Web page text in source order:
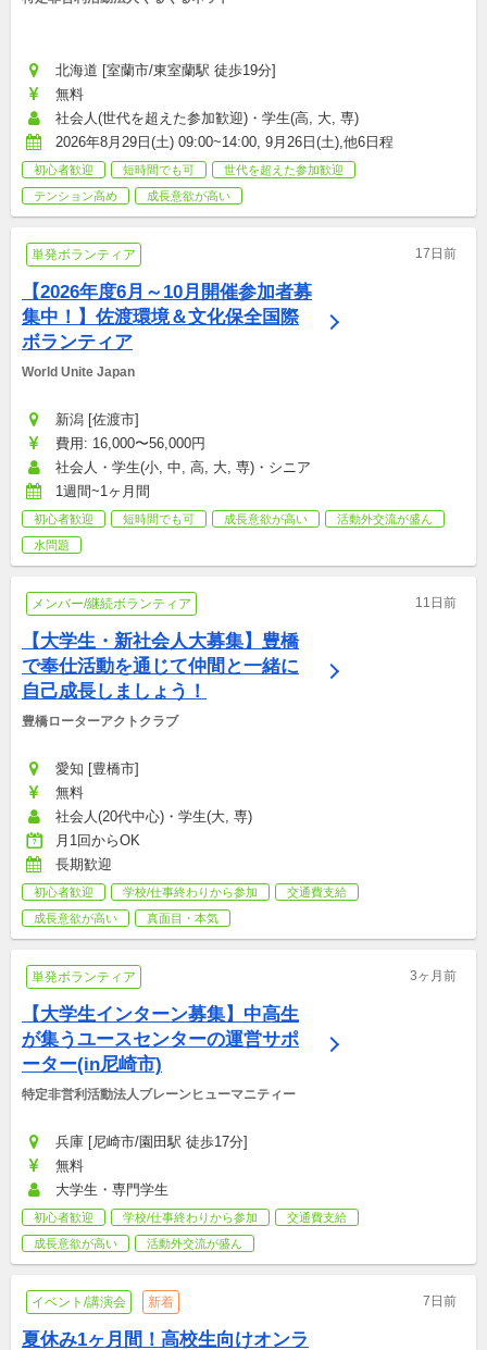
北海道 [室蘭市/東室蘭駅 徒歩19分]
無料
社会人(世代を超えた参加歓迎)・学生(高, 大, 専)
2026年8月29日(土) 09:00~14:00, 9月26日(土),他6日程
初心者歓迎 短時間でも可
世代を超えた参加歓迎
テンション高め
成長意欲が高い
単発ボランティア 17日前
【2026年度6月～10月開催参加者募
集中！】佐渡環境＆文化保全国際
ボランティア
World Unite Japan
新潟 [佐渡市]
費用: 16,000〜56,000円
社会人・学生(小, 中, 高, 大, 専)・シニア
1週間~1ヶ月間
初心者歓迎 短時間でも可 成長意欲が高い
活動外交流が盛ん
水問題
メンバー/継続ボランティア 11日前
【大学生・新社会人大募集】豊橋
で奉仕活動を通じて仲間と一緒に
自己成長しましょう！
豊橋ローターアクトクラブ
愛知 [豊橋市]
無料
社会人(20代中心)・学生(大, 専)
月1回からOK
長期歓迎
初心者歓迎 学校/仕事終わりから参加
交通費支給
成長意欲が高い
真面目・本気
単発ボランティア 3ヶ月前
【大学生インターン募集】中高生
が集うユースセンターの運営サポ
ーター(in尼崎市)
特定非営利活動法人ブレーンヒューマニティー
兵庫 [尼崎市/園田駅 徒歩17分]
無料
大学生・専門学生
初心者歓迎 学校/仕事終わりから参加
交通費支給
成長意欲が高い
活動外交流が盛ん
イベント/講演会 新着 7日前
夏休み1ヶ月間！高校生向けオンラ